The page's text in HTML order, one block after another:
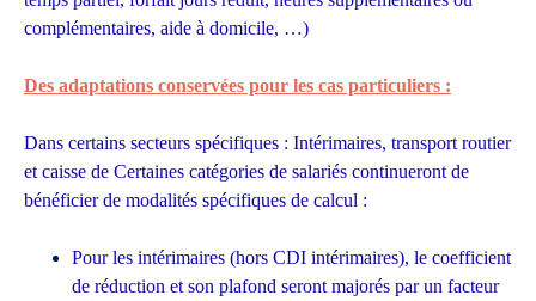
complémentaires, aide à domicile, …)
Des adaptations conservées pour les cas particuliers :
Dans certains secteurs spécifiques : Intérimaires, transport routier
et caisse de Certaines catégories de salariés continueront de
bénéficier de modalités spécifiques de calcul :
Pour les intérimaires (hors CDI intérimaires), le coefficient
de réduction et son plafond seront majorés par un facteur